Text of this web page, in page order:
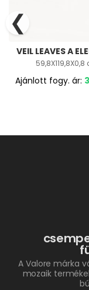
VEIL LEAVES A
59,8X119,8X0,8
Ajánlott fogy. ár:
❮
A Valore márka
mozaik